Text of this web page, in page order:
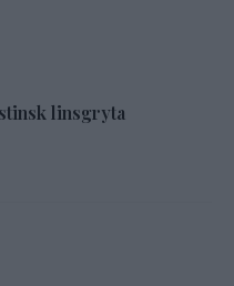
linsgryta